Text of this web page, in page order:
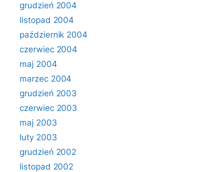
grudzień 2004
listopad 2004
październik 2004
czerwiec 2004
maj 2004
marzec 2004
grudzień 2003
czerwiec 2003
maj 2003
luty 2003
grudzień 2002
listopad 2002